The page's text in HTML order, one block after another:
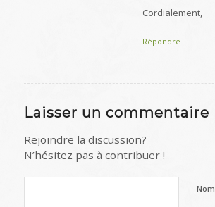
Cordialement,
Répondre
Laisser un commentaire
Rejoindre la discussion?
N’hésitez pas à contribuer !
Nom